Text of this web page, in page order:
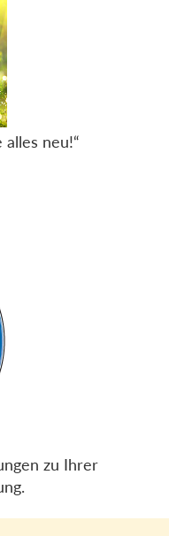
neu!“
zu Ihrer